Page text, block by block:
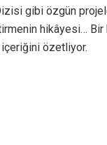
gibi özgün
hikâyesi…
içeriğini özetliyor.